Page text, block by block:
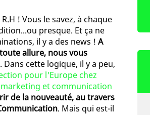
! Vous le savez, à chaque
presque. Et ça ne
il y a des news ! A
allure, nous vous
. Dans cette logique, il y a peu,
pour l'Europe chez
et communication
de la nouveauté, au travers
. Mais qui est-il